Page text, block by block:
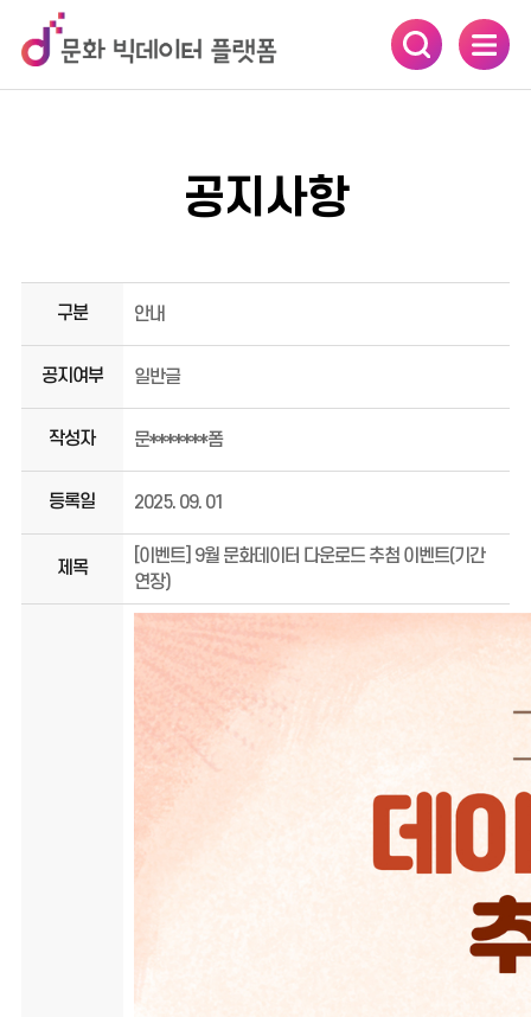
공지사항
구분 안내
공지여부 일반글
작성자 문*******폼
등록일 2025. 09. 01
제목
[이벤트] 9월 문화데이터 다운로드 추첨 이벤트(기간
연장)